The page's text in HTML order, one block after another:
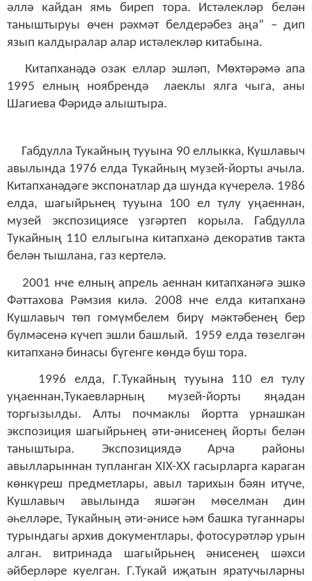
әллә кайдан ямь биреп тора. Истәлекләр белән
таныштыруы өчен рәхмәт белдерәбез аңа” – дип
язып калдыралар алар истәлекләр китабына.
Китапханәдә озак еллар эшләп, Мөхтәрәмә апа
1995 елның ноябрендә лаеклы ялга чыга, аны
Шагиева Фәридә алыштыра.
Габдулла Тукайның тууына 90 еллыкка, Кушлавыч
авылында 1976 елда Тукайның музей-йорты ачыла.
Китапханәдәге экспонатлар да шунда күчерелә. 1986
елда, шагыйрьнең тууына 100 ел тулу уңаеннан,
музей экспозициясе үзгәртеп корыла. Габдулла
Тукайның 110 еллыгына китапханә декоратив такта
белән тышлана, газ кертелә.
2001 нче елның апрель аеннан китапханәгә эшкә
Фәттахова Рәмзия килә. 2008 нче елда китапханә
Кушлавыч төп гомүмбелем бирү мәктәбенең бер
бүлмәсенә күчеп эшли башлый. 1959 елда төзелгән
китапханә бинасы бүгенге көндә буш тора.
1996 елда, Г.Тукайның тууына 110 ел тулу
уңаеннан,Тукаевларның музей-йорты яңадан
торгызылды. Алты почмаклы йортта урнашкан
экспозиция шагыйрьнең әти-әнисенең йорты белән
таныштыра. Экспозициядә Арча районы
авылларыннан тупланган XIX-XX гасырларга караган
көнкүреш предметлары, авыл тарихын бәян итүче,
Кушлавыч авылында яшәгән мөселман дин
әһелләре, Тукайның әти-әнисе һәм башка туганнары
турындагы архив документлары, фотосурәтләр урын
алган.
витринада шагыйрьнең әнисенең шәхси
әйберләре куелган. Г.Тукай иҗатын яратучыларны